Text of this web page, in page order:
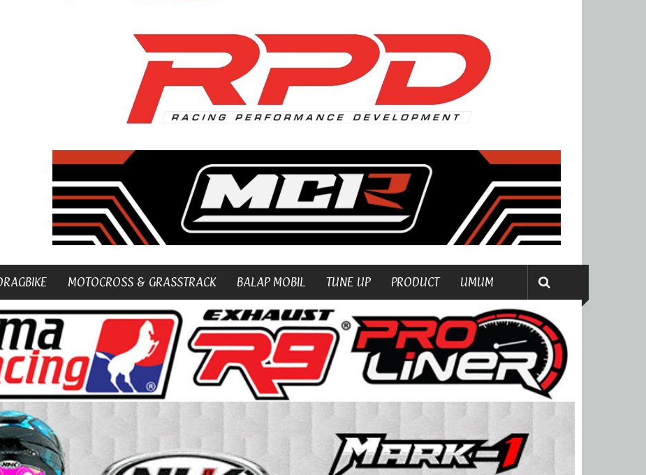
MOTOCROSS & GRASSTRACK BALAP MOBIL TUNE UP PRODUCT UMUM